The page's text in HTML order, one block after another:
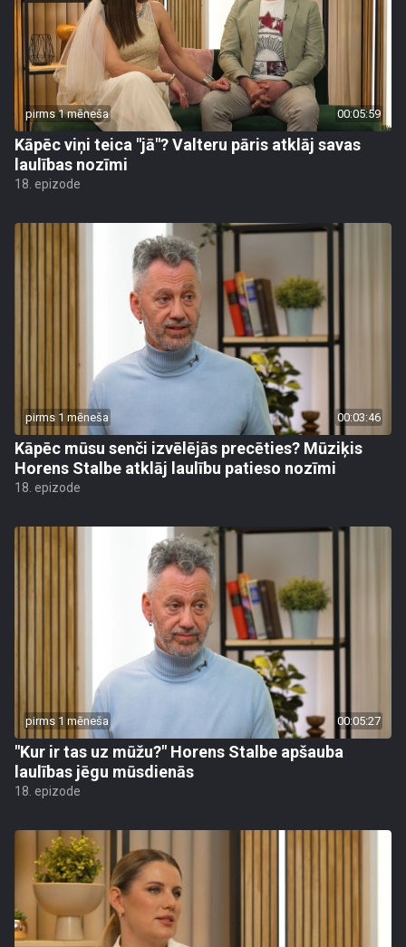
pirms 1 mēneša 00:05:59
Kāpēc viņi teica "jā"? Valteru pāris atklāj savas
laulības nozīmi
18. epizode
pirms 1 mēneša 00:03:46
Kāpēc mūsu senči izvēlējās precēties? Mūziķis
Horens Stalbe atklāj laulību patieso nozīmi
18. epizode
pirms 1 mēneša 00:05:27
"Kur ir tas uz mūžu?" Horens Stalbe apšauba
laulības jēgu mūsdienās
18. epizode